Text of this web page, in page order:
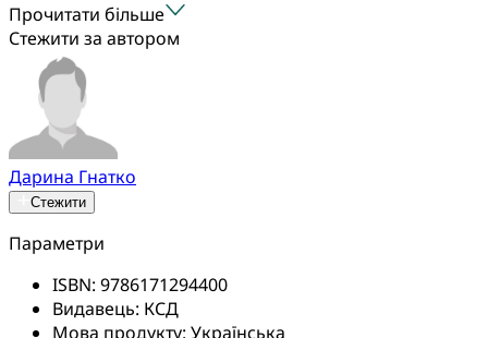
Прочитати більше
Стежити за автором
Дарина Гнатко
Стежити
Параметри
ISBN: 9786171294400
Видавець: КСД
Мова продукту: Українська